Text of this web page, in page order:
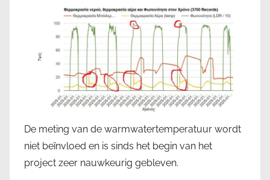
De meting van de warmwatertemperatuur wordt
niet beïnvloed en is sinds het begin van het
project zeer nauwkeurig gebleven.